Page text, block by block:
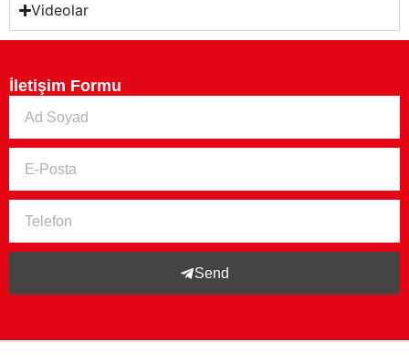
Videolar
İletişim Formu
Send